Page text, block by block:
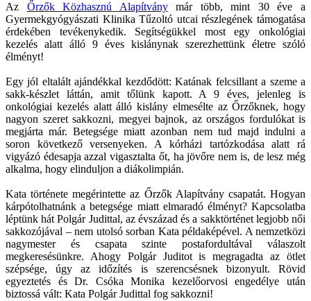
Az Őrzők Közhasznú Alapítványmár több, mint 30 éve a
Gyermekgyógyászati Klinika Tűzoltó utcai részlegének támogatása
érdekében tevékenykedik. Segítségükkel most egy onkológiai
kezelés alatt álló 9 éves kislánynak szerezhettünk életre szóló
élményt!
Egy jól eltalált ajándékkal kezdődött: Katának felcsillant a szeme a
sakk-készlet láttán, amit tőlünk kapott. A 9 éves, jelenleg is
onkológiai kezelés alatt álló kislány elmesélte az Őrzőknek, hogy
nagyon szeret sakkozni, megyei bajnok, az országos fordulókat is
megjárta már. Betegsége miatt azonban nem tud majd indulni a
soron következő versenyeken. A kórházi tartózkodása alatt rá
vigyázó édesapja azzal vigasztalta őt, ha jövőre nem is, de lesz még
alkalma, hogy elinduljon a diákolimpián.
Kata története megérintette az Őrzők Alapítvány csapatát. Hogyan
kárpótolhatnánk a betegsége miatt elmaradó élményt? Kapcsolatba
léptünk hát Polgár Judittal, az évszázad és a sakktörténet legjobb női
sakkozójával – nem utolsó sorban Kata példaképével. A nemzetközi
nagymester és csapata szinte postafordultával válaszolt
megkeresésünkre. Ahogy Polgár Juditot is megragadta az ötlet
szépsége, úgy az időzítés is szerencsésnek bizonyult. Rövid
egyeztetés és Dr. Csóka Monika kezelőorvosi engedélye után
biztossá vált: Kata Polgár Judittal fog sakkozni!